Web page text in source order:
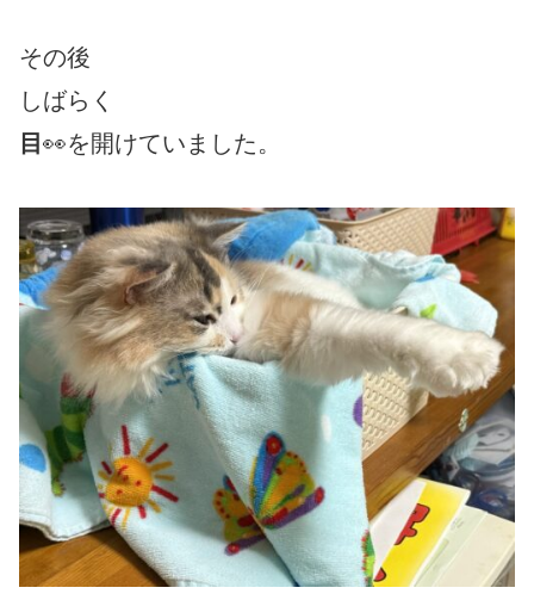
その後
しばらく
目 👀を開けていました。